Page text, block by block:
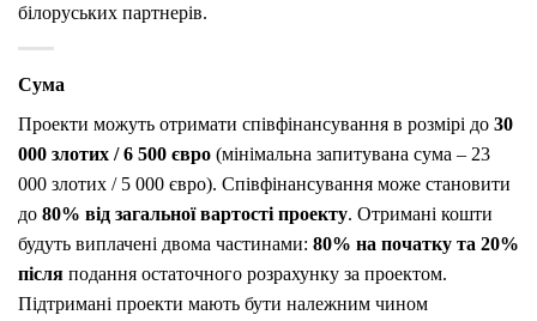
білоруських партнерів.
Сума
Проекти можуть отримати співфінансування в розмірі до 30
000 злотих / 6 500 євро (мінімальна запитувана сума – 23
000 злотих / 5 000 євро). Співфінансування може становити
до 80% від загальної вартості проекту. Отримані кошти
будуть виплачені двома частинами: 80% на початку та 20%
після подання остаточного розрахунку за проектом.
Підтримані проекти мають бути належним чином